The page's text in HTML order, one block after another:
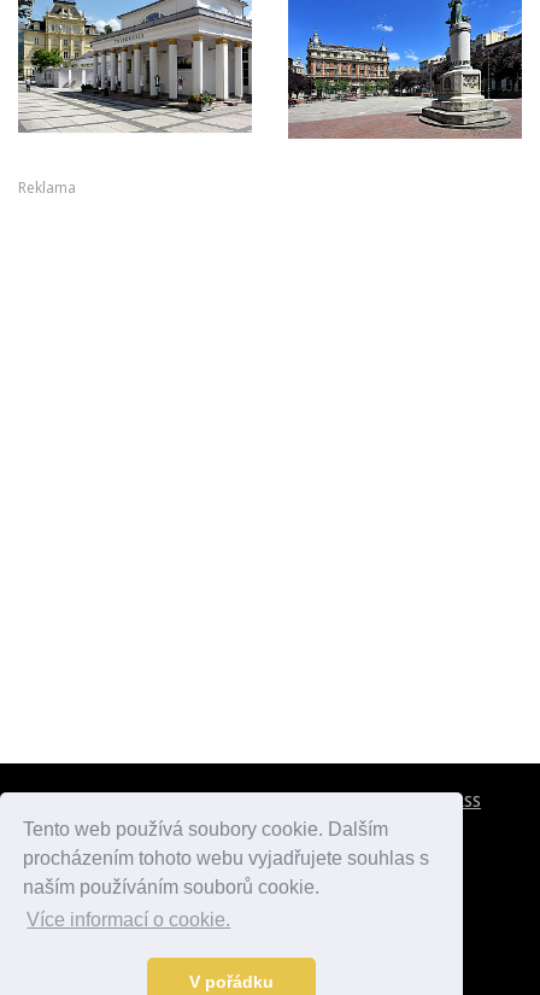
Tento web používá soubory cookie. Dalším
procházením tohoto webu vyjadřujete souhlas s
naším používáním souborů cookie.
Více informací o cookie.
V pořádku
Reklama
RSS
atlaspamatek.info
Data o počasí jsou přebírána z
Kontakt:mail@desperado.cz